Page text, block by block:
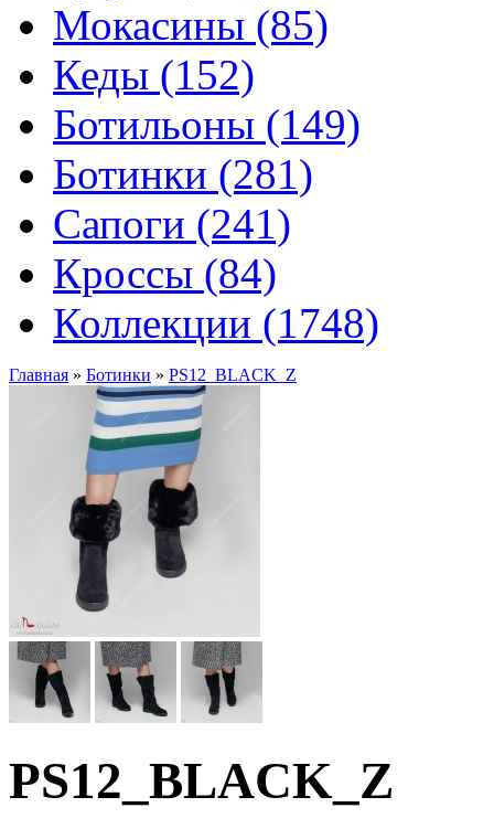
Мокасины (85)
Кеды (152)
Ботильоны (149)
Ботинки (281)
Сапоги (241)
Кроссы (84)
Коллекции (1748)
Главная » Ботинки » PS12_BLACK_Z
PS12_BLACK_Z